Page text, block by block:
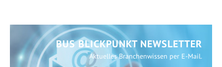
BUS BLICKPUNKT NEWSLETTER
Aktuelles Branchenwissen per E-Mail.